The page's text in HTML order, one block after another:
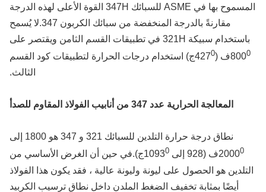
المسموح بها في ASME للسبائك 347H القوة الأعلى لهذه الدرجة
مقارنةً بالدرجة المنخفضة من سبائك الكربون 347.لا يُسمح
باستخدام سبيكة 321H في تطبيقات القسم الثامن ويقتصر على
800ف (4270
ج) استخدام درجات الحرارة لتطبيقات كود القسم
الثالث.
المعالجة الحراريةعدد 347 من أنابيب الفولاذ المقاوم للصدأ
نطاق درجة حرارة التلدين للسبائك 321 و 347 هو 1800 إلى
2000ف (928 إلى 1093 0
ج).في حين أن الغرض الأساسي من
هو الحصول على ليونة وليونة عالية ، فقد يكون هذا الفولاذ
أيضًا بمثابة تخفيف الضغط الملدن داخل نطاق ترسيب الكربيد